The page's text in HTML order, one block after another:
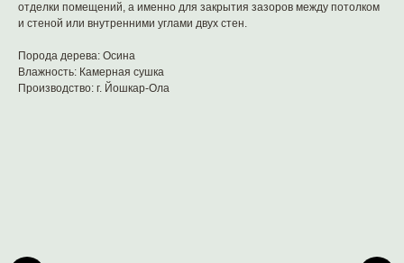
отделки помещений, а именно для закрытия зазоров между потолком
и стеной или внутренними углами двух стен.
Порода дерева: Осина
Влажность: Камерная сушка
Производство: г. Йошкар-Ола